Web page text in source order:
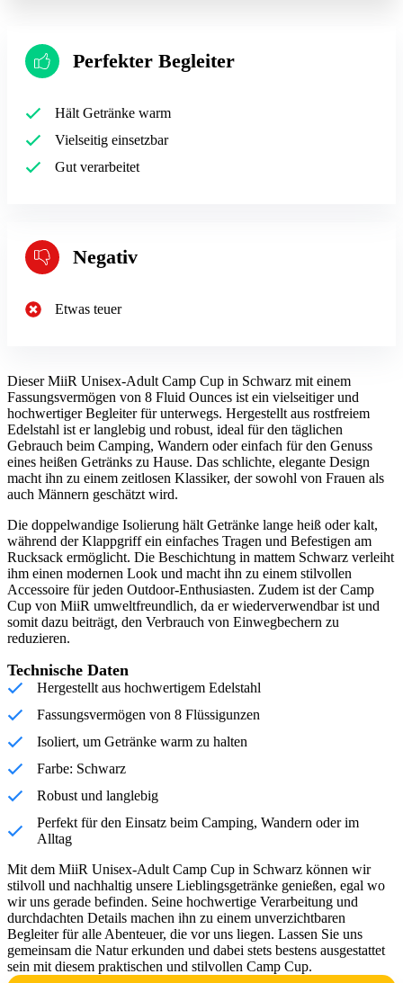
Perfekter Begleiter
Hält Getränke warm
Vielseitig einsetzbar
Gut verarbeitet
Negativ
Etwas teuer
Dieser MiiR Unisex-Adult Camp Cup in Schwarz mit einem
Fassungsvermögen von 8 Fluid Ounces ist ein vielseitiger und
hochwertiger Begleiter für unterwegs. Hergestellt aus rostfreiem
Edelstahl ist er langlebig und robust, ideal für den täglichen
Gebrauch beim Camping, Wandern oder einfach für den Genuss
eines heißen Getränks zu Hause. Das schlichte, elegante Design
macht ihn zu einem zeitlosen Klassiker, der sowohl von Frauen als
auch Männern geschätzt wird.
Die doppelwandige Isolierung hält Getränke lange heiß oder kalt,
während der Klappgriff ein einfaches Tragen und Befestigen am
Rucksack ermöglicht. Die Beschichtung in mattem Schwarz verleiht
ihm einen modernen Look und macht ihn zu einem stilvollen
Accessoire für jeden Outdoor-Enthusiasten. Zudem ist der Camp
Cup von MiiR umweltfreundlich, da er wiederverwendbar ist und
somit dazu beiträgt, den Verbrauch von Einwegbechern zu
reduzieren.
Technische Daten
Hergestellt aus hochwertigem Edelstahl
Fassungsvermögen von 8 Flüssigunzen
Isoliert, um Getränke warm zu halten
Farbe: Schwarz
Robust und langlebig
Perfekt für den Einsatz beim Camping, Wandern oder im
Alltag
Mit dem MiiR Unisex-Adult Camp Cup in Schwarz können wir
stilvoll und nachhaltig unsere Lieblingsgetränke genießen, egal wo
wir uns gerade befinden. Seine hochwertige Verarbeitung und
durchdachten Details machen ihn zu einem unverzichtbaren
Begleiter für alle Abenteuer, die vor uns liegen. Lassen Sie uns
gemeinsam die Natur erkunden und dabei stets bestens ausgestattet
sein mit diesem praktischen und stilvollen Camp Cup.